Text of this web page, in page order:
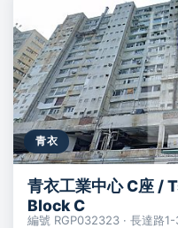
青衣
青衣工業中心 C座 /
Block C
編號 RGP032323 · 長達路